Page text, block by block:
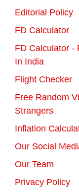
Editorial Policy
FD Calculator
FD Calculator -
In India
Flight Checker
Free Random
Strangers
Inflation
Our Social
Our Team
Privacy Policy